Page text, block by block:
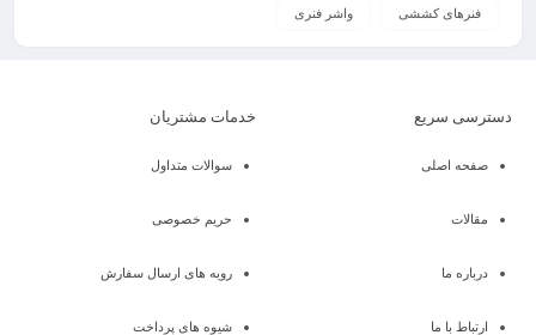
فنرهای کششی واشر فنری
دسترسی سریع
صفحه اصلی
مقالات
درباره ما
ارتباط با ما
خدمات مشتریان
سوالات متداول
حریم خصوصی
رویه های ارسال سفارش
شیوه های پرداخت